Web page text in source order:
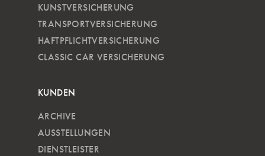
KUNSTVERSICHERUNG
TRANSPORTVERSICHERUNG
HAFTPFLICHTVERSICHERUNG
CLASSIC CAR VERSICHERUNG
KUNDEN
ARCHIVE
AUSSTELLUNGEN
DIENSTLEISTER